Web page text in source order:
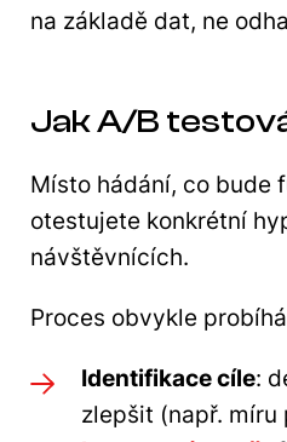
na základě dat, ne
Jak A/B
Místo hádání, co bude
otestujete konkrétní
návštěvnících.
Proces obvykle
Identifikace cíle:
zlepšit (např.